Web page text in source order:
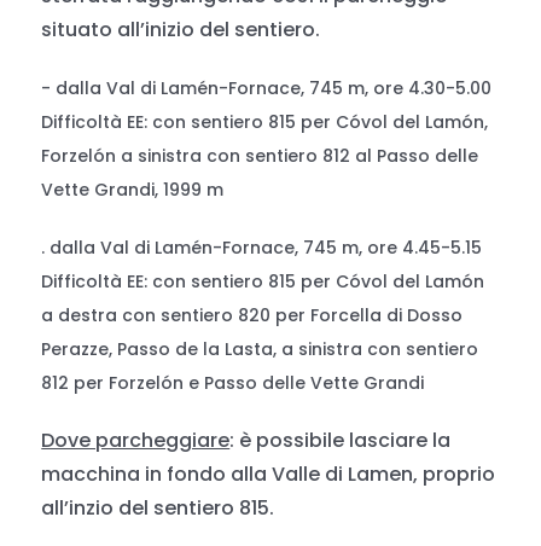
situato all’inizio del sentiero.
- dalla Val di Lamén-Fornace, 745 m, ore 4.30-5.00
Difficoltà EE: con sentiero 815 per Cóvol del Lamón,
Forzelón a sinistra con sentiero 812 al Passo delle
Vette Grandi, 1999 m
. dalla Val di Lamén-Fornace, 745 m, ore 4.45-5.15
Difficoltà EE: con sentiero 815 per Cóvol del Lamón
a destra con sentiero 820 per Forcella di Dosso
Perazze, Passo de la Lasta, a sinistra con sentiero
812 per Forzelón e Passo delle Vette Grandi
Dove parcheggiare: è possibile lasciare la
macchina in fondo alla Valle di Lamen, proprio
all’inzio del sentiero 815.